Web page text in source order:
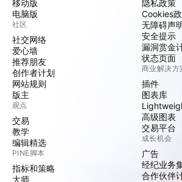
移动版
电脑版
社区
社交网络
爱心墙
推荐朋友
创作者计划
网站规则
版主
观点
交易
教学
编辑精选
PINE脚本
指标和策略
大师
隐私政策
Cookies
无障碍声
安全提示
漏洞赏金
状态页面
商业解决方
插件
图表库
高级图表
交易平台
成长机会
广告
经纪业务
合作伙伴